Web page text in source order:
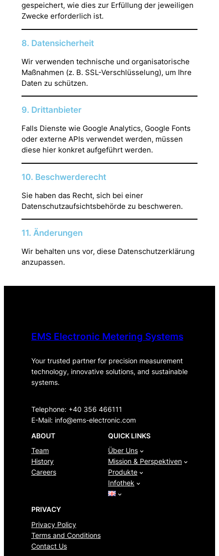
gespeichert, wie dies zur Erfüllung der jeweiligen
Zwecke erforderlich ist.
8. Datensicherheit
Wir verwenden technische und organisatorische
Maßnahmen (z. B. SSL-Verschlüsselung), um Ihre
Daten zu schützen.
9. Drittanbieter
Falls Dienste wie Google Analytics, Google Fonts
oder externe APIs verwendet werden, müssen
diese hier konkret aufgeführt werden.
10. Beschwerderecht
Sie haben das Recht, sich bei einer
Datenschutzaufsichtsbehörde zu beschweren.
11. Änderungen
Wir behalten uns vor, diese Datenschutzerklärung
anzupassen.
EMS Electronic Metering Systems
Your trusted partner for precision measurement
technology, innovative solutions, and sustainable
systems.
Telephone: +40 356 466111
E-Mail: info@ems-electronic.com
ABOUT
Team
History
Careers
QUICK LINKS
Über Uns
Mission & Perspektiven
Produkte
Infothek
PRIVACY
Privacy Policy
Terms and Conditions
Contact Us